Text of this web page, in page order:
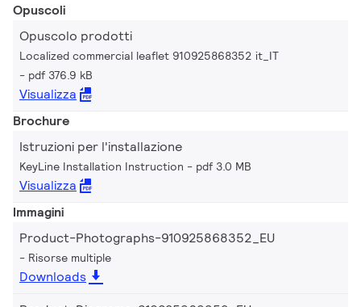
Opuscoli
Opuscolo prodotti
Localized commercial leaflet 910925868352 it_IT
pdf 376.9 kB
Visualizza
Brochure
Istruzioni per l'installazione
KeyLine Installation Instruction pdf 3.0 MB
Visualizza
Immagini
Product-Photographs-910925868352_EU
Risorse multiple
Downloads